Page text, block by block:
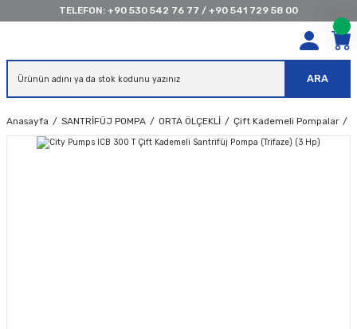
TELEFON: +90 530 542 76 77 / +90 541 729 58 00
ARA
Anasayfa SANTRİFÜJ POMPA ORTA ÖLÇEKLİ Çift Kademeli Pompalar